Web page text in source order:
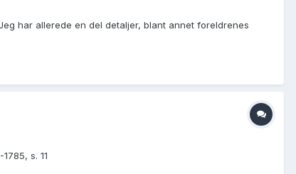
har allerede en del detaljer, blant annet foreldrenes
s. 11